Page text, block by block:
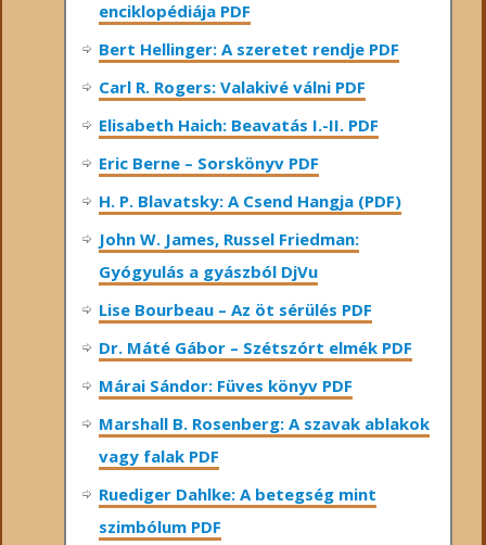
enciklopédiája PDF
Bert Hellinger: A ​szeretet rendje PDF
Carl R. Rogers: Valakivé válni PDF
Elisabeth Haich: Beavatás I.-II. PDF
Eric Berne – Sorskönyv PDF
H. P. Blavatsky: A Csend Hangja (PDF)
John W. James, Russel Friedman:
Gyógyulás a gyászból DjVu
Lise Bourbeau – Az öt sérülés PDF
Dr. Máté Gábor – Szétszórt elmék PDF
Márai Sándor: Füves könyv PDF
Marshall B. Rosenberg: A szavak ablakok
vagy falak PDF
Ruediger Dahlke: A betegség mint
szimbólum PDF